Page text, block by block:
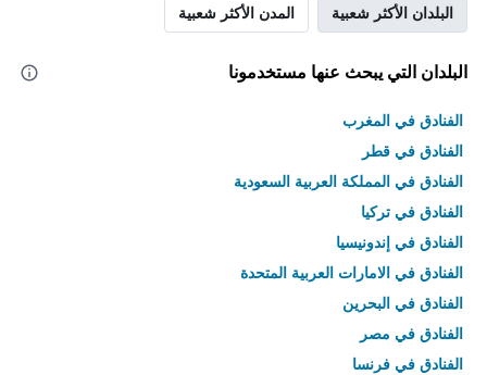
البلدان الأكثر شعبية المدن الأكثر شعبية
البلدان التي يبحث عنها مستخدمونا
الفنادق في المغرب
الفنادق في قطر
الفنادق في المملكة العربية السعودية
الفنادق في تركيا
الفنادق في إندونيسيا
الفنادق في الامارات العربية المتحدة
الفنادق في البحرين
الفنادق في مصر
الفنادق في فرنسا